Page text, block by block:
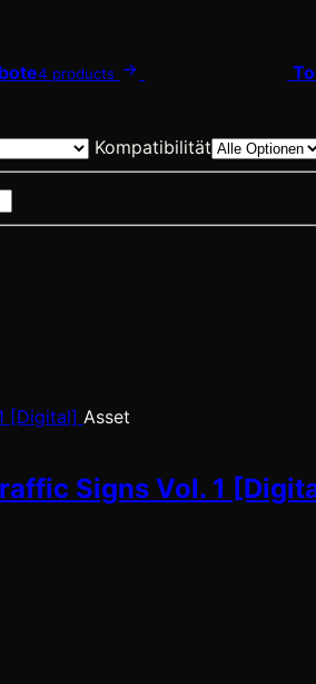
4 products
Kompatibilität
Asset
Signs Vol. 1